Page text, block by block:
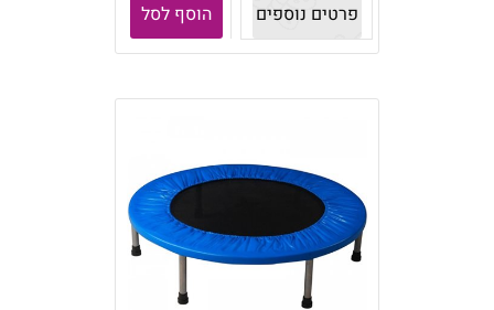
פרטים נוספים
הוסף לסל